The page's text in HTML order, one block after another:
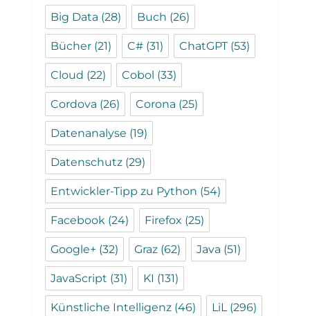
Big Data (28) Buch (26)
Bücher (21) C# (31) ChatGPT(53)
Cloud (22) Cobol (33)
Cordova (26) Corona (25)
Datenanalyse (19)
Datenschutz (29)
Entwickler-Tipp zu Python (54)
Facebook (24) Firefox (25)
Google+ (32) Graz (62) Java (51)
JavaScript (31) KI (131)
Künstliche Intelligenz (46) LiL(296)